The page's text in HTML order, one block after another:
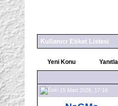
Kullanıcı Etiket Listesi
Yeni Konu Yanıtla
15 Mart 2026, 17:16